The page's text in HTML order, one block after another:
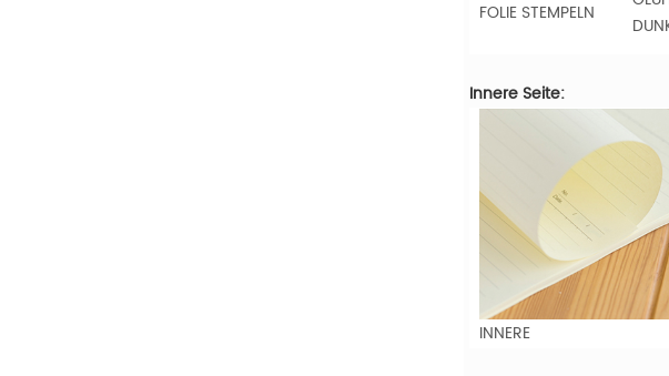
FOLIE STEMPELN
Innere Seite:
INNERE